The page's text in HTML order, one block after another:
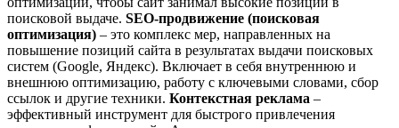
поисковой выдаче. SEO-продвижение (поисковая
оптимизация) – это комплекс мер, направленных на
повышение позиций сайта в результатах выдачи поисковых
систем (Google, Яндекс). Включает в себя внутреннюю и
внешнюю оптимизацию, работу с ключевыми словами, сбор
ссылок и другие техники. Контекстная реклама –
эффективный инструмент для быстрого привлечения